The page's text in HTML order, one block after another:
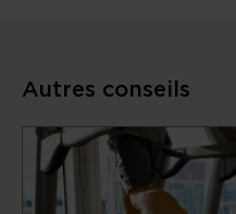
Autres conseils